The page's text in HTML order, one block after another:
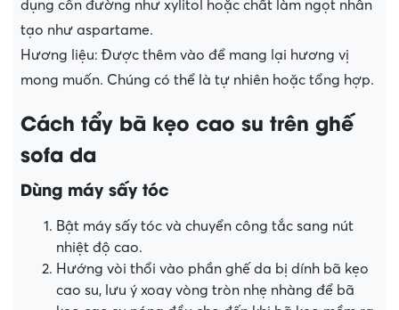
dụng cồn đường như xylitol hoặc chất làm ngọt nhân
tạo như aspartame.
Hương liệu: Được thêm vào để mang lại hương vị
mong muốn. Chúng có thể là tự nhiên hoặc tổng hợp.
Cách tẩy bã kẹo cao su trên ghế
sofa da
Dùng máy sấy tóc
Bật máy sấy tóc và chuyển công tắc sang nút
nhiệt độ cao.
Hướng vòi thổi vào phần ghế da bị dính bã kẹo
cao su, lưu ý xoay vòng tròn nhẹ nhàng để bã